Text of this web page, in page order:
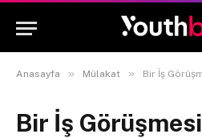
Anasayfa » Mülakat » Bir İş
Bir İş